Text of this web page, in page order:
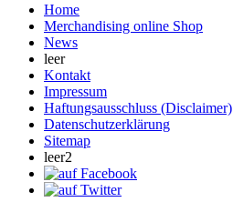
Home
Merchandising online Shop
News
leer
Kontakt
Impressum
Haftungsausschluss (Disclaimer)
Datenschutzerklärung
Sitemap
leer2